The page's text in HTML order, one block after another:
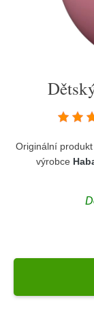
Originální produkt
výrobce